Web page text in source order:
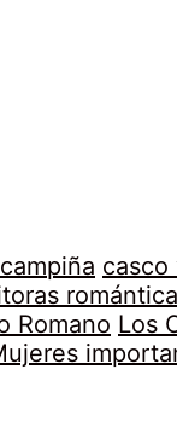
campiña casco
Romano Los